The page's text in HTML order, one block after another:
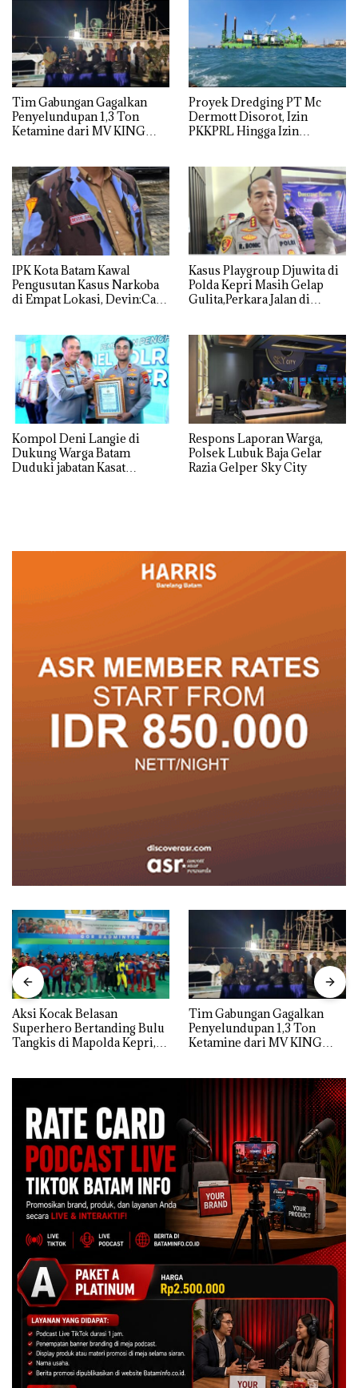
Tim Gabungan Gagalkan
Penyelundupan 1,3 Ton
Ketamine dari MV KING
Proyek Dredging PT Mc
Dermott Disorot, Izin
PKKPRL Hingga Izin
IPK Kota Batam Kawal
Pengusutan Kasus Narkoba
di Empat Lokasi, Devin:Cari
Kasus Playgroup Djuwita di
Polda Kepri Masih Gelap
Gulita,Perkara Jalan di
Kompol Deni Langie di
Dukung Warga Batam
Duduki jabatan Kasat
Respons Laporan Warga,
Polsek Lubuk Baja Gelar
Razia Gelper Sky City
Aksi Kocak Belasan
Superhero Bertanding Bulu
Tangkis di Mapolda Kepri,
Tim Gabungan Gagalkan
Penyelundupan 1,3 Ton
Ketamine dari MV KING